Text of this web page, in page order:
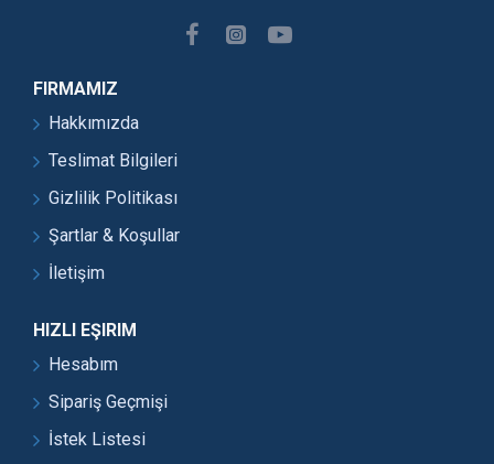
FIRMAMIZ
Hakkımızda
Teslimat Bilgileri
Gizlilik Politikası
Şartlar & Koşullar
İletişim
HIZLI EŞIRIM
Hesabım
Sipariş Geçmişi
İstek Listesi